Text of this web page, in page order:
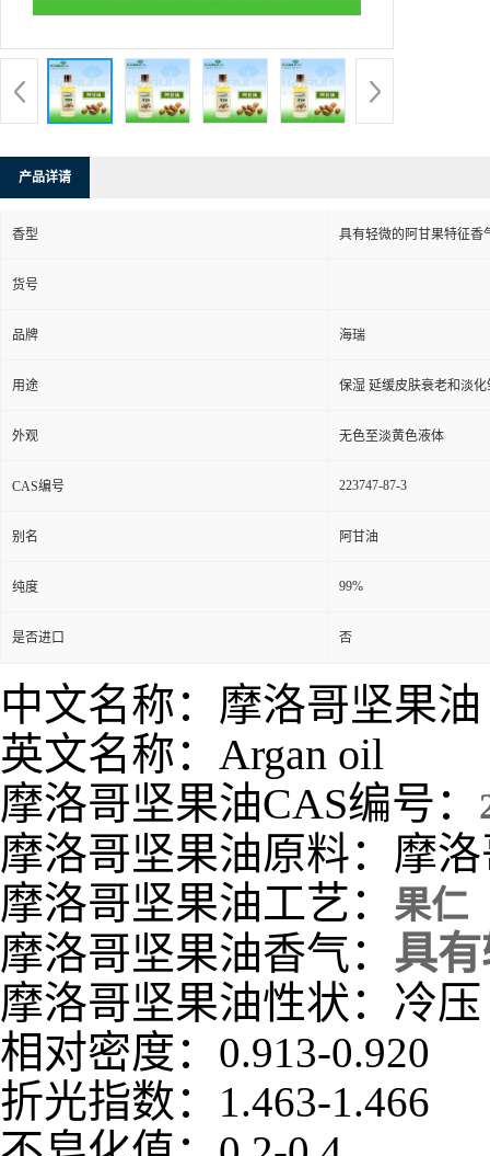
产品详请
香型 具有轻微的阿甘果特征香
货号
品牌 海瑞
用途 保湿 延缓皮肤衰老和淡
外观 无色至淡黄色液体
CAS编号 223747-87-3
别名 阿甘油
纯度 99%
是否进口 否
中文名称：摩洛哥坚果
英文名称：Argan oil
摩洛哥坚果油CAS编号：
摩洛哥坚果油原料：摩
摩洛哥坚果油工艺：
果仁
摩洛哥坚果油香气： 具
摩洛哥坚果油性状：冷压
相对密度： 0.913-0.920
折光指数： 1.463-1.466